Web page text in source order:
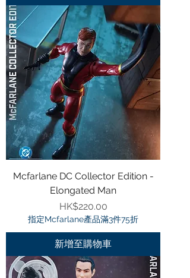
Mcfarlane DC Collector Edition -
Elongated Man
價格
HK$220.00
指定Mcfarlane產品滿3件75折
新增至購物車